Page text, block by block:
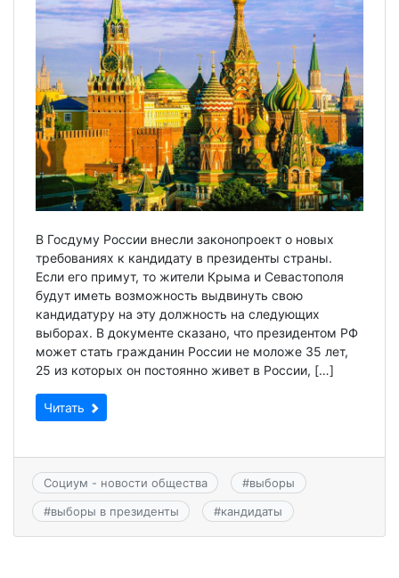
В Госдуму России внесли законопроект о новых
требованиях к кандидату в президенты страны.
Если его примут, то жители Крыма и Севастополя
будут иметь возможность выдвинуть свою
кандидатуру на эту должность на следующих
выборах. В документе сказано, что президентом РФ
может стать гражданин России не моложе 35 лет,
25 из которых он постоянно живет в России, […]
Читать
Социум - новости общества #выборы
#выборы в президенты #кандидаты